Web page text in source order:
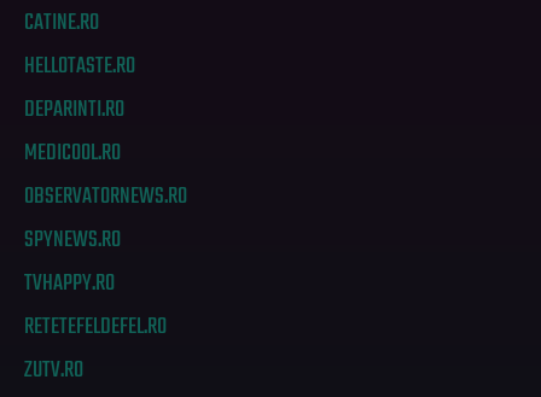
CATINE.RO
HELLOTASTE.RO
DEPARINTI.RO
MEDICOOL.RO
OBSERVATORNEWS.RO
SPYNEWS.RO
TVHAPPY.RO
RETETEFELDEFEL.RO
ZUTV.RO